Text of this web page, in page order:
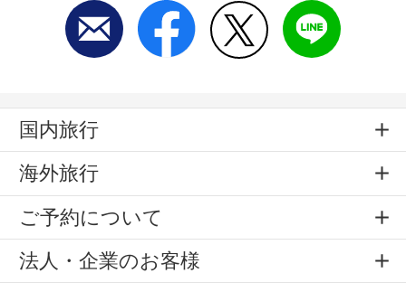
国内旅行
海外旅行
ご予約について
法人・企業のお客様